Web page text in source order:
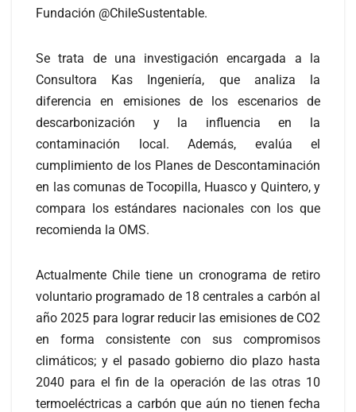
Fundación @ChileSustentable.
Se trata de una investigación encargada a la
Consultora Kas Ingeniería, que analiza la
diferencia en emisiones de los escenarios de
descarbonización y la influencia en la
contaminación local. Además, evalúa el
cumplimiento de los Planes de Descontaminación
en las comunas de Tocopilla, Huasco y Quintero, y
compara los estándares nacionales con los que
recomienda la OMS.
Actualmente Chile tiene un cronograma de retiro
voluntario programado de 18 centrales a carbón al
año 2025 para lograr reducir las emisiones de CO2
en forma consistente con sus compromisos
climáticos; y el pasado gobierno dio plazo hasta
2040 para el fin de la operación de las otras 10
termoeléctricas a carbón que aún no tienen fecha